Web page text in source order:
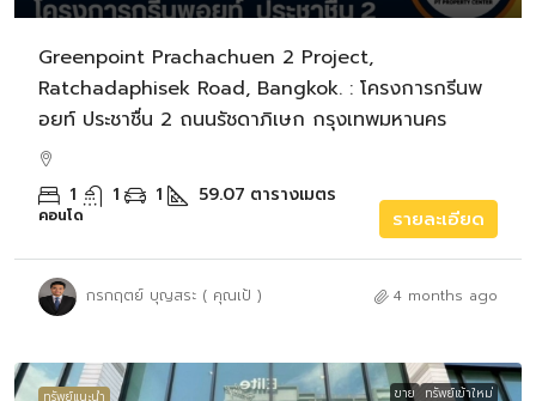
Greenpoint Prachachuen 2 Project,
Ratchadaphisek Road, Bangkok. : โครงการกรีนพ
อยท์ ประชาชื่น 2 ถนนรัชดาภิเษก กรุงเทพมหานคร
1 1 1 59.07 ตารางเมตร
คอนโด รายละเอียด
กรกฤตย์ บุญสระ ( คุณเป้ ) 4 months ago
ทรัพย์แนะนำ ขาย ทรัพย์เข้าใหม่